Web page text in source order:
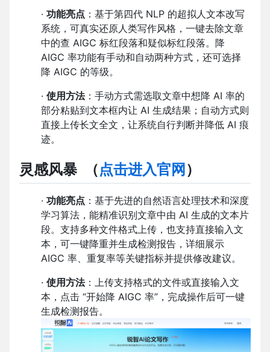
· 功能亮点 ：基于第四代 NLP 的超拟人文本改写
系统，可真实还原人类写作风格，一键去除文章
中的查 AIGC 标红段落和疑似标红段落。降
AIGC 率功能有手动和自动两种方式，还可选择
降 AIGC 的等级。
· 使用方法：手动方式需选取文章中想降 AI 率的
部分粘贴到文本框内让 AI 生成结果；自动方式则
直接上传长文全文，让系统自行判断并降低 AI 痕
迹。
灵感风暴（点击进入官网 ）
· 功能亮点 ：基于先进的自然语言处理技术和深度
学习算法，能精准识别文章中由 AI 生成的文本片
段。支持多种文件格式上传，也支持直接输入文
本，可一键降重并生成检测报告，详细展示
AIGC 率、重复率等关键指标并提供修改建议。
· 使用方法：上传支持格式的文件或直接输入文
本，点击 “开始降 AIGC 率”，完成操作后可一键
生成检测报告。